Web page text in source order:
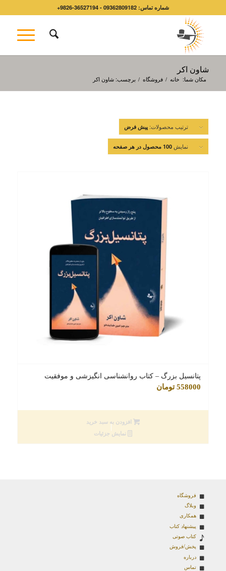
شماره تماس: 09362809182 - 36527194-9826+
شاون اکر
مکان شما: خانه / فروشگاه / برچسب: شاون اکر
ترتیب محصولات: پیش فرض
نمایش 100 محصول در هر صفحه
پتانسیل بزرگ – کتاب روانشناسی انگیزشی و موفقیت
558000 تومان
افزودن به سبد خرید
نمایش جزئیات
فروشگاه
وبلاگ
همکاری
پیشنهاد کتاب
کتاب صوتی
پخش/فروش
درباره
تماس